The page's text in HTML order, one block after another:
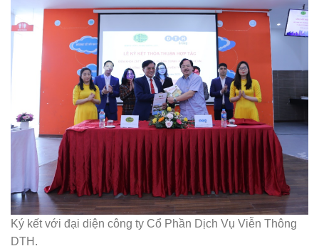
Ký kết với đại diện công ty Cổ Phần Dịch Vụ Viễn Thông
DTH.